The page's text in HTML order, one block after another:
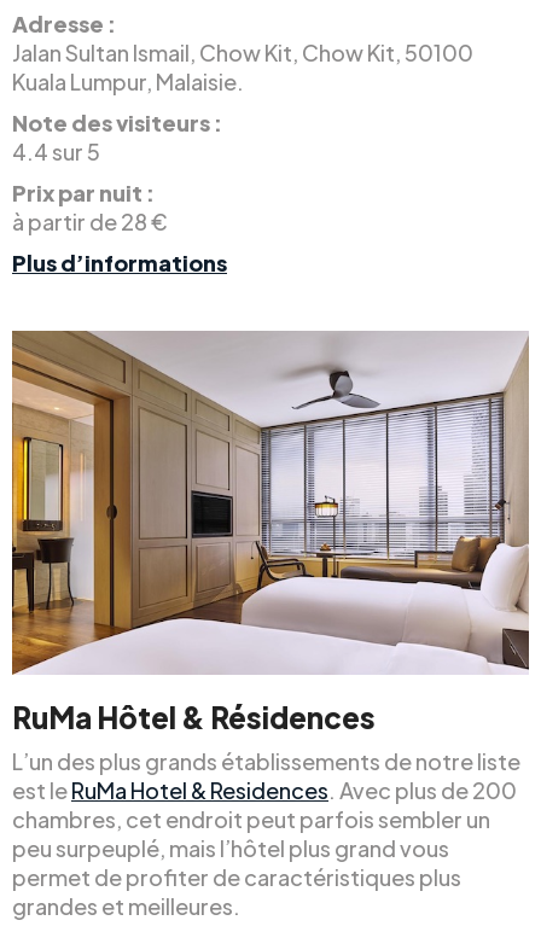
Adresse :
Jalan Sultan Ismail, Chow Kit, Chow Kit, 50100
Kuala Lumpur, Malaisie.
Note des visiteurs :
4.4 sur 5
Prix par nuit :
à partir de 28 €
Plus d’informations
RuMa Hôtel & Résidences
L’un des plus grands établissements de notre liste
est leRuMa Hotel & Residences. Avec plus de 200
chambres, cet endroit peut parfois sembler un
peu surpeuplé, mais l’hôtel plus grand vous
permet de profiter de caractéristiques plus
grandes et meilleures.